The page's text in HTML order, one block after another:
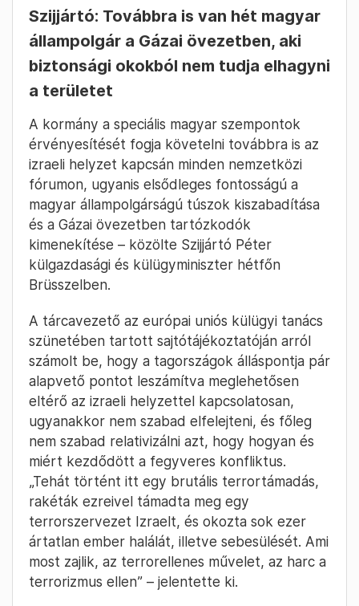
Szijjártó: Továbbra is van hét magyar
állampolgár a Gázai övezetben, aki
biztonsági okokból nem tudja elhagyni
a területet
A kormány a speciális magyar szempontok
érvényesítését fogja követelni továbbra is az
izraeli helyzet kapcsán minden nemzetközi
fórumon, ugyanis elsődleges fontosságú a
magyar állampolgárságú túszok kiszabadítása
és a Gázai övezetben tartózkodók
kimenekítése – közölte Szijjártó Péter
külgazdasági és külügyminiszter hétfőn
Brüsszelben.
A tárcavezető az európai uniós külügyi tanács
szünetében tartott sajtótájékoztatóján arról
számolt be, hogy a tagországok álláspontja pár
alapvető pontot leszámítva meglehetősen
eltérő az izraeli helyzettel kapcsolatosan,
ugyanakkor nem szabad elfelejteni, és főleg
nem szabad relativizálni azt, hogy hogyan és
miért kezdődött a fegyveres konfliktus.
„Tehát történt itt egy brutális terrortámadás,
rakéták ezreivel támadta meg egy
terrorszervezet Izraelt, és okozta sok ezer
ártatlan ember halálát, illetve sebesülését. Ami
most zajlik, az terrorellenes művelet, az harc a
terrorizmus ellen” – jelentette ki.